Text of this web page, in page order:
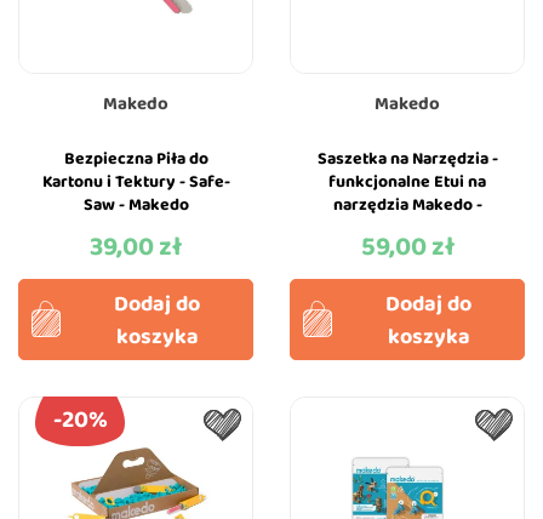
Makedo
Bezpieczna Piła do
Kartonu i Tektury - Safe-
Saw - Makedo
Cena
39,00 zł
Dodaj do
koszyka
Makedo
Saszetka na Narzędzia -
funkcjonalne Etui na
narzędzia Makedo -
Cena
59,00 zł
Dodaj do
koszyka
-20%